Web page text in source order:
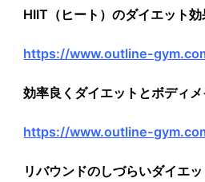
HIIT（ヒート）のダイエット効
https://www.outline-
効率良くダイエットとボディ
https://www.outline-
リバウンドのしづらいダイエ